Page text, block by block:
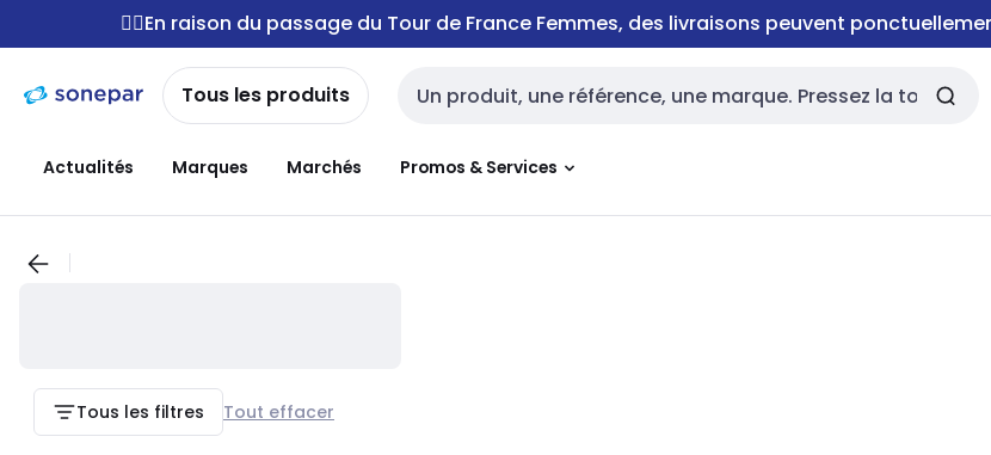
navigation
Passer
au
contenu
🚴‍♂️En raison du passage du Tour de France Femmes, des livraisons peuvent
Tous les produits Entrée de recherche
Actualités Marques Marchés Promos & Services
Tous les filtres Tout effacer